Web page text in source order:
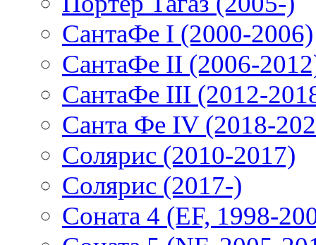
СантаФе I (2000-2006)
СантаФе II (2006-
СантаФе III (2012-
Санта Фе IV (2018-
Солярис (2010-2017)
Солярис (2017-)
Соната 4 (EF, 1998-